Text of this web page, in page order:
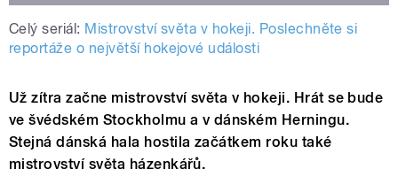
Celý seriál: Mistrovství světa v hokeji. Poslechněte si
reportáže o největší hokejové události
Už zítra začne mistrovství světa v hokeji. Hrát se bude
ve švédském Stockholmu a v dánském Herningu.
Stejná dánská hala hostila začátkem roku také
mistrovství světa házenkářů.